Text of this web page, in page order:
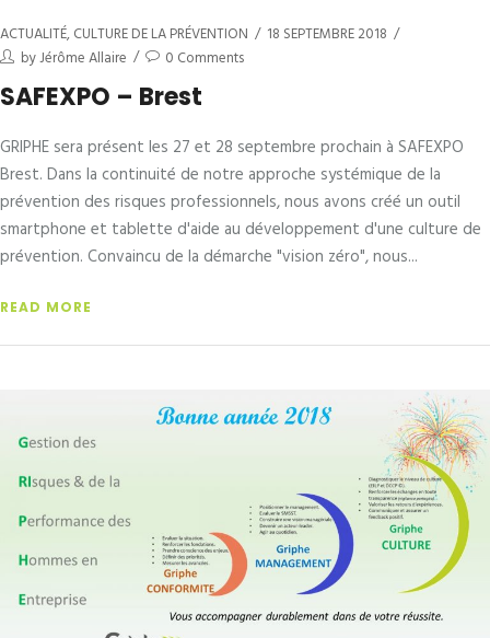
ACTUALITÉ,CULTURE DE LA PRÉVENTION
18 SEPTEMBRE 2018
byJérôme Allaire 0 Comments
SAFEXPO – Brest
GRIPHE sera présent les 27 et 28 septembre prochain à SAFEXPO
Brest. Dans la continuité de notre approche systémique de la
prévention des risques professionnels, nous avons créé un outil
smartphone et tablette d'aide au développement d'une culture de
prévention. Convaincu de la démarche "vision zéro", nous
READ MORE